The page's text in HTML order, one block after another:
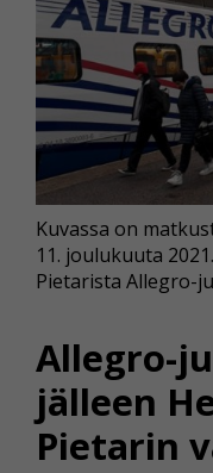
Allegro-
jälleen
Pietarin
Kuvassa on
11. joulukuuta
Pietarista Allegro-